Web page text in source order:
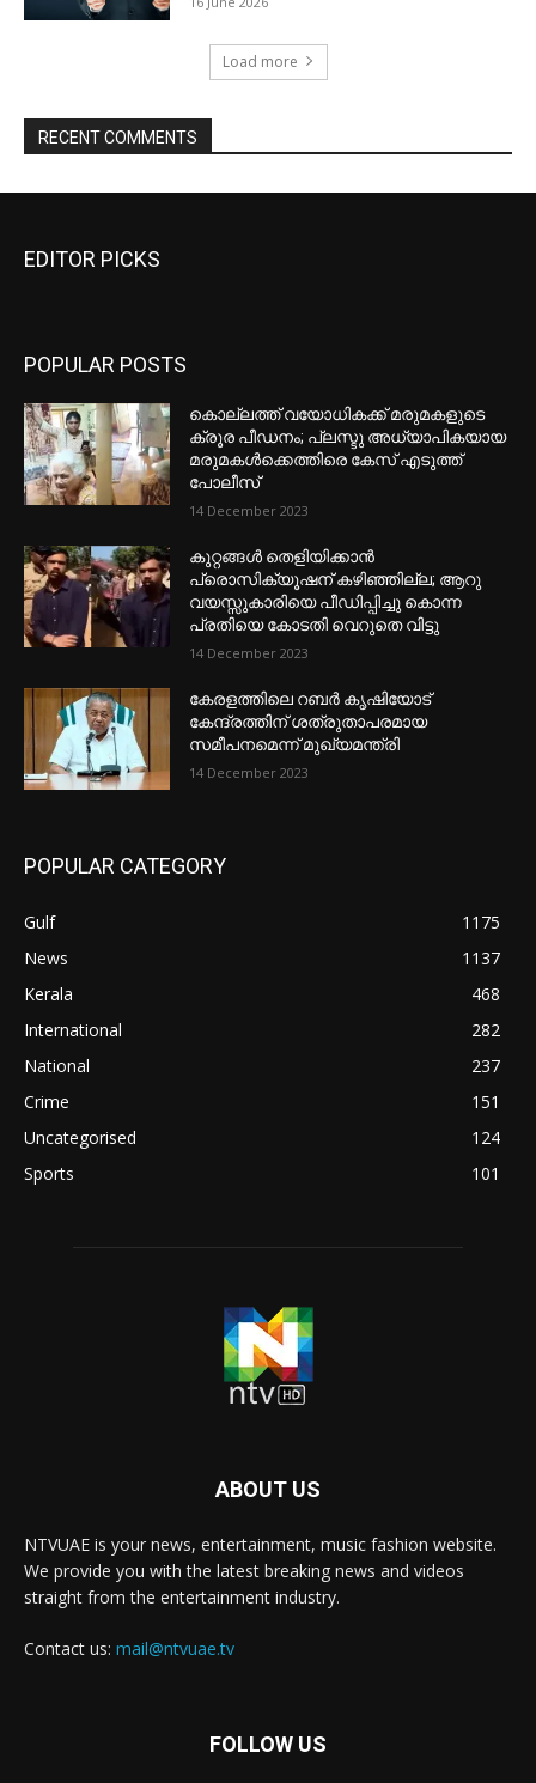
EDITOR PICKS
POPULAR POSTS
കൊല്ലത്ത് വയോധികക്ക് മരുമകളുടെ
ക്രൂര പീഡനം; പ്ലസ്ടു അധ്യാപികയായ
മരുമകൾക്കെത്തിരെ കേസ് എടുത്ത്
പോലീസ്
14 December 2023
കുറ്റങ്ങൾ തെളിയിക്കാൻ
പ്രൊസിക്യൂഷന് കഴിഞ്ഞില്ല; ആറു
വയസ്സുകാരിയെ പീഡിപ്പിച്ചു കൊന്ന
പ്രതിയെ കോടതി വെറുതെ വിട്ടു
14 December 2023
കേരളത്തിലെ റബർ കൃഷിയോട്
കേന്ദ്രത്തിന് ശത്രുതാപരമായ
സമീപനമെന്ന് മുഖ്യമന്ത്രി
14 December 2023
POPULAR CATEGORY
Gulf
1175
News
1137
Kerala
468
International
282
National
237
Crime
151
Uncategorised
124
Sports
101
ABOUT US
NTVUAE is your news, entertainment, music fashion website.
We provide you with the latest breaking news and videos
straight from the entertainment industry.
Contact us: mail@ntvuae.tv
FOLLOW US